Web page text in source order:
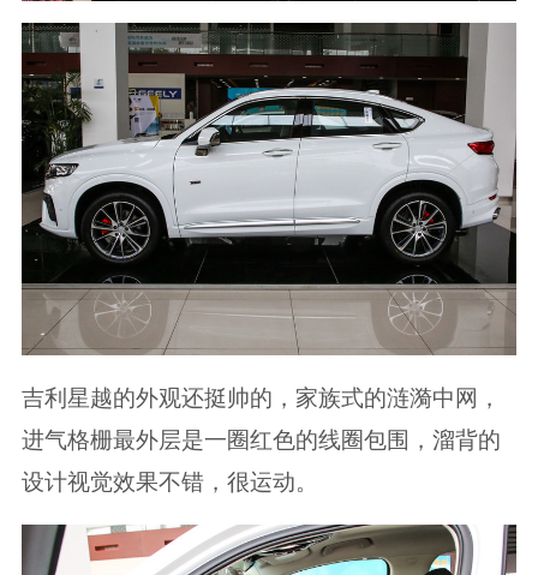
吉利星越的外观还挺帅的，家族式的涟漪中网，
进气格栅最外层是一圈红色的线圈包围，溜背的
设计视觉效果不错，很运动。